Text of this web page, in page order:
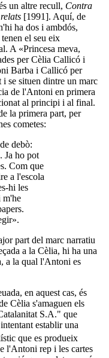
un altre recull, Contra
[1991]. Aquí, de
ha dos i ambdós,
el seu eix
A «Princesa meva,
per Cèlia Callicó i
Barba i Callicó per
se situen dintre un marc
de l'Antoni en primera
al principi i al final.
la primera part, per
cometes:
debò:
Ja ho pot
Com que
a l'escola
hi les
m'he
part del marc narratiu
a la Cèlia, hi ha una
a la qual l'Antoni es
en aquest cas, és
Cèlia s'amaguen els
S.A." que
establir una
que es produeix
l'Antoni rep i les cartes